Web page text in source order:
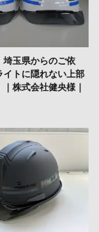
埼玉県からのご依
イトに隠れない上部
株式会社健央様｜